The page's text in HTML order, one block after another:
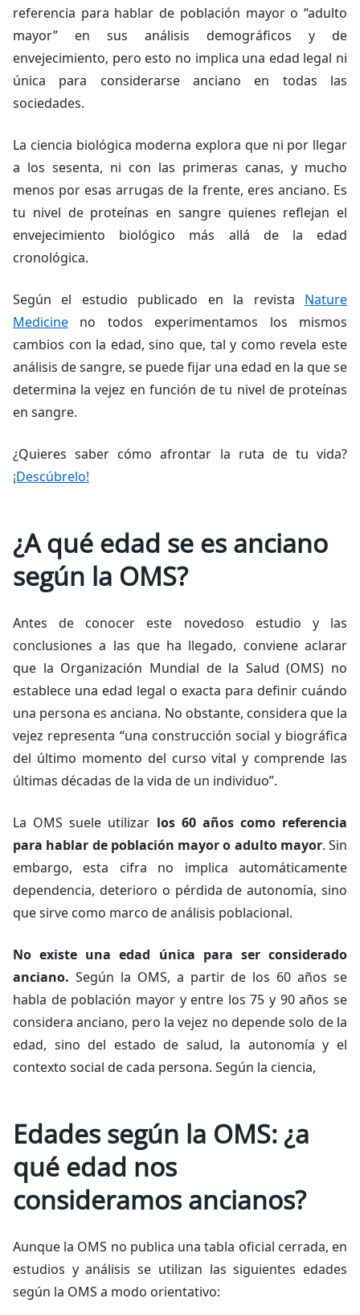
referencia para hablar de población mayor o “adulto
mayor” en sus análisis demográficos y de
envejecimiento, pero esto no implica una edad legal ni
única para considerarse anciano en todas las
sociedades.
La ciencia biológica moderna explora que ni por llegar
a los sesenta, ni con las primeras canas, y mucho
menos por esas arrugas de la frente, eres anciano. Es
tu nivel de proteínas en sangre quienes reflejan el
envejecimiento biológico más allá de la edad
cronológica.
Según el estudio publicado en la revista Nature
Medicine no todos experimentamos los mismos
cambios con la edad, sino que, tal y como revela este
análisis de sangre, se puede fijar una edad en la que se
determina la vejez en función de tu nivel de proteínas
en sangre.
¿Quieres saber cómo afrontar la ruta de tu vida?
¡Descúbrelo!
¿A qué edad se es anciano
según la OMS?
Antes de conocer este novedoso estudio y las
conclusiones a las que ha llegado, conviene aclarar
que la Organización Mundial de la Salud (OMS) no
establece una edad legal o exacta para definir cuándo
una persona es anciana. No obstante, considera que la
vejez representa “una construcción social y biográfica
del último momento del curso vital y comprende las
últimas décadas de la vida de un individuo”.
La OMS suele utilizar los 60 años como referencia
para hablar de población mayor o adulto mayor. Sin
embargo, esta cifra no implica automáticamente
dependencia, deterioro o pérdida de autonomía, sino
que sirve como marco de análisis poblacional.
No existe una edad única para ser considerado
anciano. Según la OMS, a partir de los 60 años se
habla de población mayor y entre los 75 y 90 años se
considera anciano, pero la vejez no depende solo de la
edad, sino del estado de salud, la autonomía y el
contexto social de cada persona. Según la ciencia,
Edades según la OMS: ¿a
qué edad nos
consideramos ancianos?
Aunque la OMS no publica una tabla oficial cerrada, en
estudios y análisis se utilizan las siguientes edades
según la OMS a modo orientativo: